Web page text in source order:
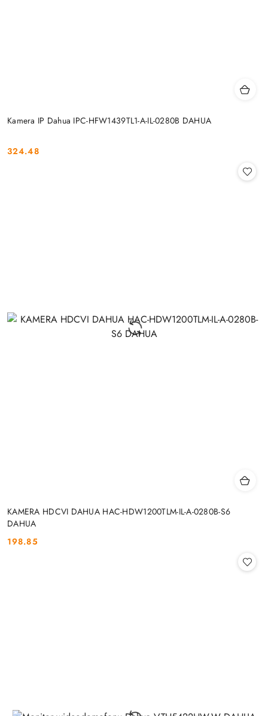
Kamera IP Dahua IPC-HFW1439TL1-A-IL-0280B DAHUA
Cena:
324.48
KAMERA HDCVI DAHUA HAC-HDW1200TLM-IL-A-0280B-S6
DAHUA
Cena:
198.85